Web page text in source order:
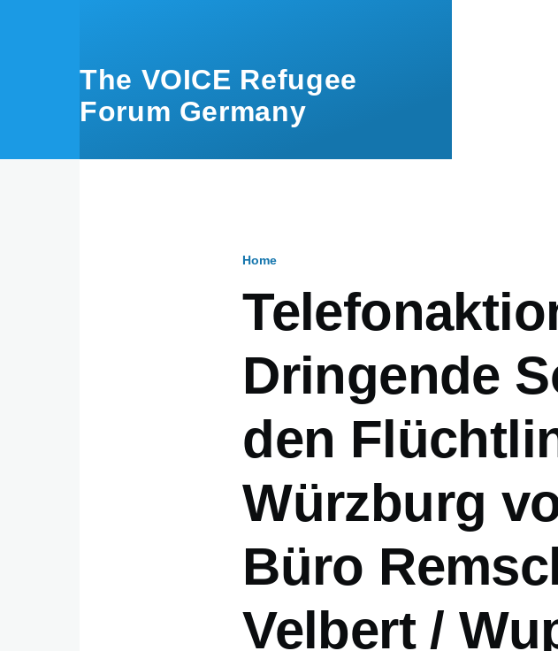
The VOICE Refugee
Forum Germany
Home
Dringende
den
Würzburg
Büro
Velbert /